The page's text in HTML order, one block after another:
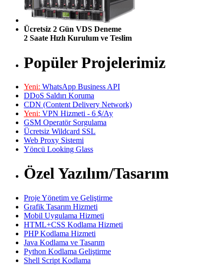
Ücretsiz 2 Gün VDS Deneme
2 Saate Hızlı Kurulum ve Teslim
Popüler Projelerimiz
Yeni: WhatsApp Business API
DDoS Saldırı Koruma
CDN (Content Delivery Network)
Yeni: VPN Hizmeti - 6 $/Ay
GSM Operatör Sorgulama
Ücretsiz Wildcard SSL
Web Proxy Sistemi
Yöncü Looking Glass
Özel Yazılım/Tasarım
Proje Yönetim ve Geliştirme
Grafik Tasarım Hizmeti
Mobil Uygulama Hizmeti
HTML+CSS Kodlama Hizmeti
PHP Kodlama Hizmeti
Java Kodlama ve Tasarım
Python Kodlama Geliştirme
Shell Script Kodlama